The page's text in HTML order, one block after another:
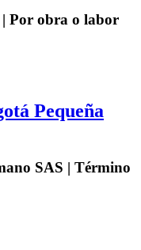
Por obra o labor
Pequeña
SAS | Término